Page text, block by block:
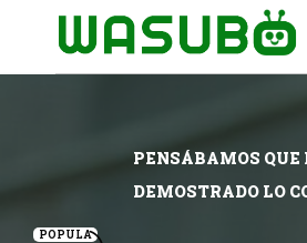
PENSÁBAMOS QUE
DEMOSTRADO LO
POPULA